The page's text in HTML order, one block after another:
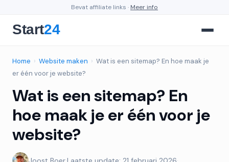
Bevat affiliate links · Meer info
Home › Website maken › Wat is een sitemap? En hoe maak je
er één voor je website?
Wat is een sitemap? En
hoe maak je er één voor je
website?